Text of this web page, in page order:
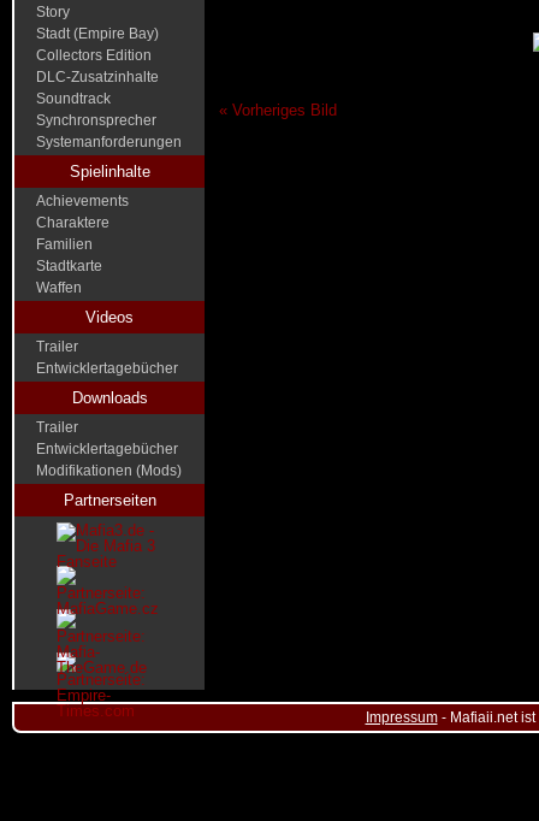
Story
Stadt (Empire Bay)
Collectors Edition
DLC-Zusatzinhalte
Soundtrack
Synchronsprecher
Systemanforderungen
Spielinhalte
Achievements
Charaktere
Familien
Stadtkarte
Waffen
Videos
Trailer
Entwicklertagebücher
Downloads
Trailer
Entwicklertagebücher
Modifikationen (Mods)
Partnerseiten
« Vorheriges Bild
Impressum- Mafiaii.net ist